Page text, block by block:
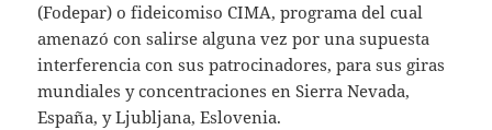
(Fodepar) o fideicomiso CIMA, programa del cual
amenazó con salirse alguna vez por una supuesta
interferencia con sus patrocinadores, para sus giras
mundiales y concentraciones en Sierra Nevada,
España, y Ljubljana, Eslovenia.